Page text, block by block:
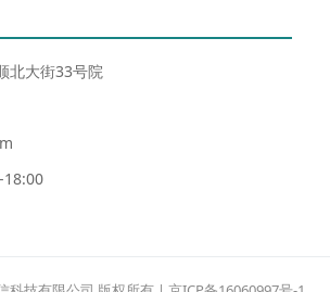
北大街33号院
18:00